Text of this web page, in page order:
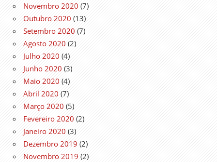
Novembro 2020 (7)
Outubro 2020 (13)
Setembro 2020 (7)
Agosto 2020 (2)
Julho 2020 (4)
Junho 2020 (3)
Maio 2020 (4)
Abril 2020 (7)
Março 2020 (5)
Fevereiro 2020 (2)
Janeiro 2020 (3)
Dezembro 2019 (2)
Novembro 2019 (2)